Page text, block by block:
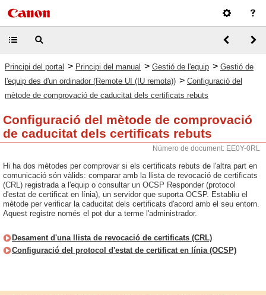
Principi del portal > Principi del manual > Gestió de l'equip > Gestió de
l'equip des d'un ordinador (Remote UI (IU remota)) > Configuració del
mètode de comprovació de caducitat dels certificats rebuts
Configuració del mètode de comprovació
de caducitat dels certificats rebuts
Número de document: EE0Y-0RL
Hi ha dos mètodes per comprovar si els certificats rebuts de l'altra part en
comunicació són vàlids: comparar amb la llista de revocació de certificats
(CRL) registrada a l'equip o consultar un OCSP Responder (protocol
d'estat de certificat en línia), un servidor que suporta OCSP. Establiu el
mètode per verificar la caducitat dels certificats d'acord amb el seu entorn.
Aquest registre només el pot dur a terme l'administrador.
Desament d'una llista de revocació de certificats (CRL)
Configuració del protocol d'estat de certificat en línia (OCSP)